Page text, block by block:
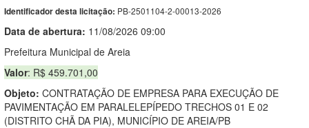
Identificador desta licitação: PB-2501104-2-00013-2026
Data de abertura: 11/08/2026 09:00
Prefeitura Municipal de Areia
Valor: R$ 459.701,00
Objeto: CONTRATAÇÃO DE EMPRESA PARA EXECUÇÃO DE
PAVIMENTAÇÃO EM PARALELEPÍPEDO TRECHOS 01 E 02
(DISTRITO CHÃ DA PIA), MUNICÍPIO DE AREIA/PB